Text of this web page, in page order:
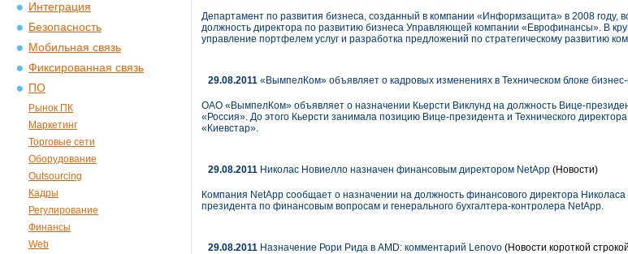
Интеграция
Безопасность
Мобильная связь
Фиксированная связь
ПО
Рынок ПК
Маркетинг
Торговые сети
Оборудование
Outsourcing
Кадры
Регулирование
Финансы
Web
Департамент по развития бизнеса, созданный в компании «Информзащита» в 2008 году,
должность директора по развитию бизнеса Управляющей компании «Еврофинансы». В
управление портфелем услуг и разработка предложений по стратегическому развитию
29.08.2011 «ВымпелКом» объявляет о кадровых изменениях в Техническом блоке
ОАО «ВымпелКом» объявляет о назначении Кьерсти Виклунд на должность Вице-
«Россия». До этого Кьерсти занимала позицию Вице-президента и Технического
«Киевстар».
29.08.2011 Николас Новиелло назначен финансовым директором NetApp (Новости)
Компания NetApp сообщает о назначении на должность финансового директора
президента по финансовым вопросам и генерального бухгалтера-контролера NetApp.
29.08.2011 Назначение Рори Рида в AMD: комментарий Lenovo (Новости короткой